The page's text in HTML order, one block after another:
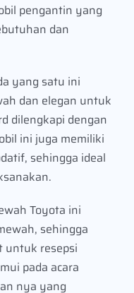
pengantin yang
dan
yang satu ini
dan elegan untuk
dilengkapi dengan
ini juga memiliki
sehingga ideal
Toyota ini
sehingga
untuk resepsi
pada acara
nya yang